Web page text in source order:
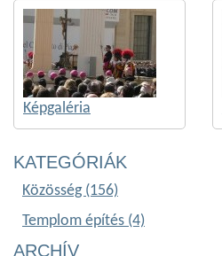
Képgaléria
KATEGÓRIÁK
Közösség (156)
Templom építés (4)
ARCHÍV